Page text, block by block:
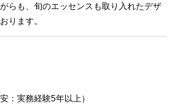
らも、旬のエッセンスも取り入れたデザ
ります。
：実務経験5年以上）